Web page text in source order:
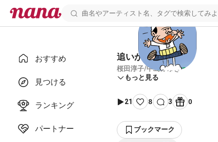
おすすめ
見つける
ランキング
パートナー
追いかけてヨコハマ
桜田淳子/中島みゆき
もっと見る
21 8 3 0
ブックマーク